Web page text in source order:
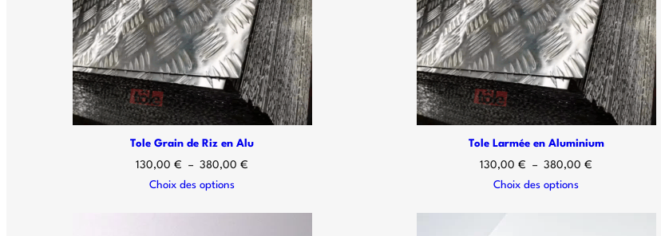
Tole Grain de Riz en Alu
130,00€ – 380,00€
Choix des options
Tole Larmée en Aluminium
130,00€ – 380,00€
Choix des options